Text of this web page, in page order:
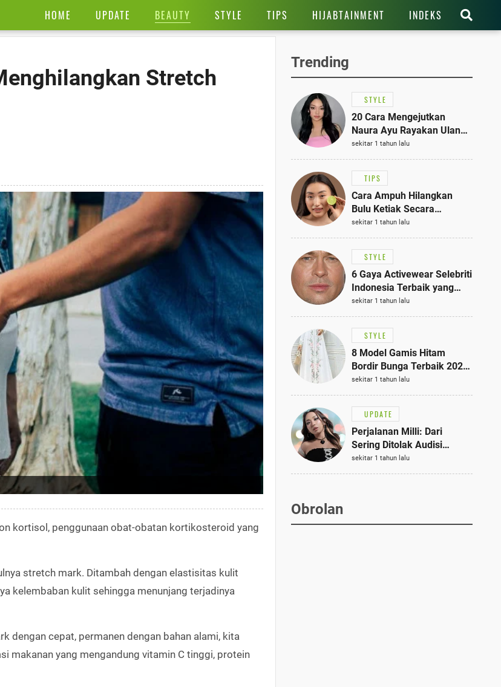
HOME UPDATE BEAUTY STYLE TIPS HIJABTAINMENT INDEKS
Stretch
kortisol, penggunaan obat-obatan kortikosteroid yang
stretch mark. Ditambah dengan elastisitas kulit
kelembaban kulit sehingga menunjang terjadinya
dengan cepat, permanen dengan bahan alami, kita
makanan yang mengandung vitamin C tinggi, protein
Trending
STYLE
20 Cara Mengejutkan
Naura Ayu Rayakan Ulang
Tahun di Panti Asuhan,
Terlihat Anggun dengan
Kaftan Cokelat
sekitar 1 tahun lalu
TIPS
Cara Ampuh Hilangkan
Bulu Ketiak Secara
Permanen dalam 5
Langkah Sederhana
sekitar 1 tahun lalu
STYLE
6 Gaya Activewear Selebriti
Indonesia Terbaik yang
Bisa Jadi Inspirasi
Fashionmu
sekitar 1 tahun lalu
STYLE
8 Model Gamis Hitam
Bordir Bunga Terbaik 2025,
Stylish untuk Hangout
hingga Acara Semi-Formal
sekitar 1 tahun lalu
UPDATE
Perjalanan Milli: Dari
Sering Ditolak Audisi
hingga Menjadi Rapper Top
10 Thailand
sekitar 1 tahun lalu
Obrolan